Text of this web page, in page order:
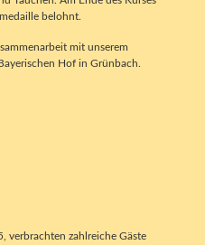
belohnt.
mit unserem
Hof in Grünbach.
verbrachten zahlreiche Gäste